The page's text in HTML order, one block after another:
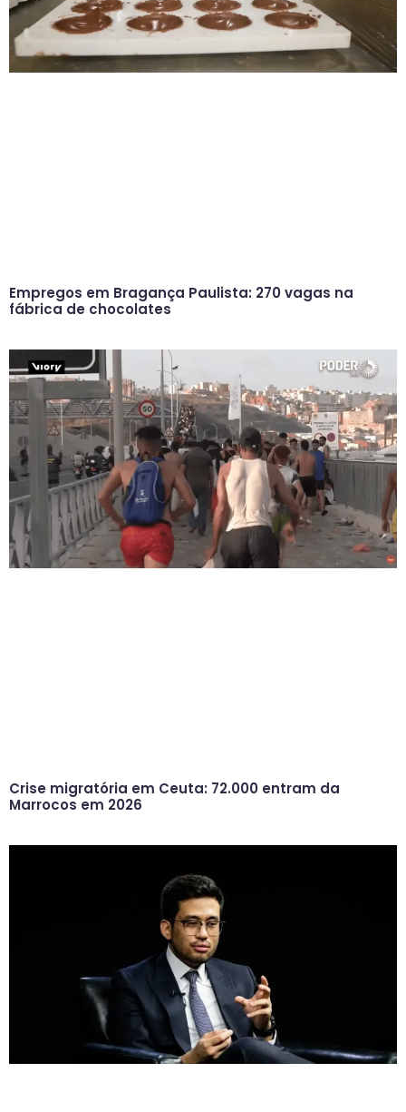
Empregos em Bragança Paulista: 270 vagas na
fábrica de chocolates
Crise migratória em Ceuta: 72.000 entram da
Marrocos em 2026